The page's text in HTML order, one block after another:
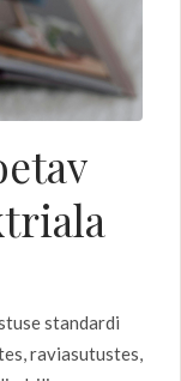
standardi
raviasutustes,